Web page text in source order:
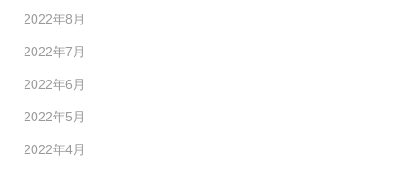
2022年8月
2022年7月
2022年6月
2022年5月
2022年4月